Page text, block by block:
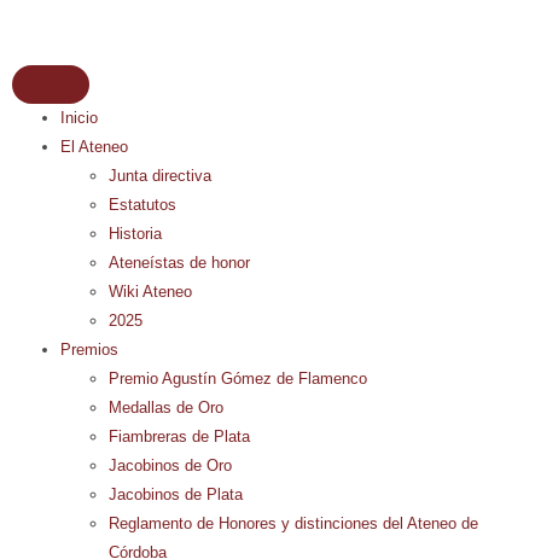
Inicio
El Ateneo
Junta directiva
Estatutos
Historia
Ateneístas de honor
Wiki Ateneo
2025
Premios
Premio Agustín Gómez de Flamenco
Medallas de Oro
Fiambreras de Plata
Jacobinos de Oro
Jacobinos de Plata
Reglamento de Honores y distinciones del Ateneo de
Córdoba